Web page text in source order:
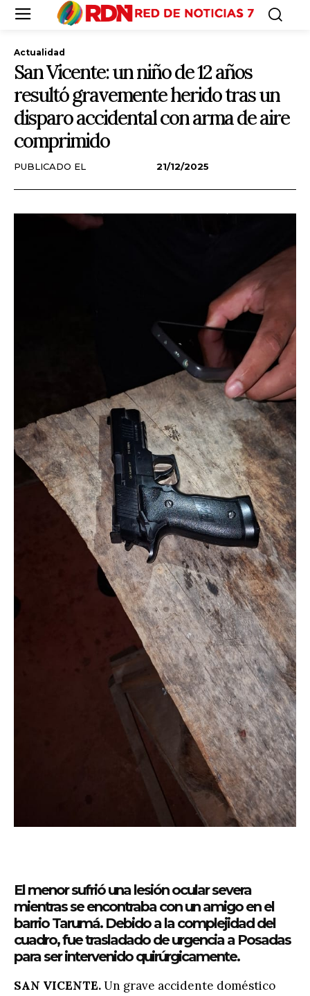
Actualidad
San Vicente: un niño de 12 años
resultó gravemente herido tras un
disparo accidental con arma de aire
comprimido
PUBLICADO EL 21/12/2025
El menor sufrió una lesión ocular severa
mientras se encontraba con un amigo en el
barrio Tarumá. Debido a la complejidad del
cuadro, fue trasladado de urgencia a Posadas
para ser intervenido quirúrgicamente.
SAN VICENTE.Un grave accidente doméstico